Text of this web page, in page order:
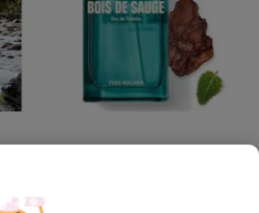
SORTUJ WEDŁUG